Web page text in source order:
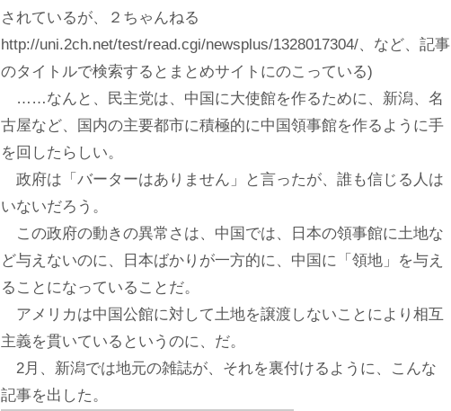
されているが、２ちゃんねる
http://uni.2ch.net/test/read.cgi/newsplus/1328017304/、など、記事
のタイトルで検索するとまとめサイトにのこっている)
……なんと、民主党は、中国に大使館を作るために、新潟、名
古屋など、国内の主要都市に積極的に中国領事館を作るように手
を回したらしい。
政府は「バーターはありません」と言ったが、誰も信じる人は
いないだろう。
この政府の動きの異常さは、中国では、日本の領事館に土地な
ど与えないのに、日本ばかりが一方的に、中国に「領地」を与え
ることになっていることだ。
アメリカは中国公館に対して土地を譲渡しないことにより相互
主義を貫いているというのに、だ。
2月、新潟では地元の雑誌が、それを裏付けるように、こんな
記事を出した。